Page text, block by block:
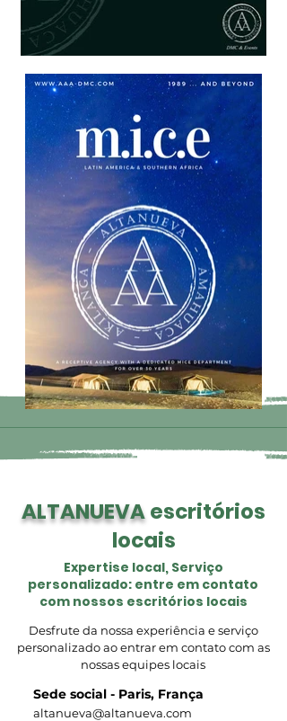
ALTANUEVAescritórios
locais
Expertise local, Serviço
personalizado: entre em contato
com nossos escritórios locais
Desfrute da nossa experiência e serviço
personalizado ao entrar em contato com as
nossas equipes locais
Sede social - Paris, França
altanueva@altanueva.com